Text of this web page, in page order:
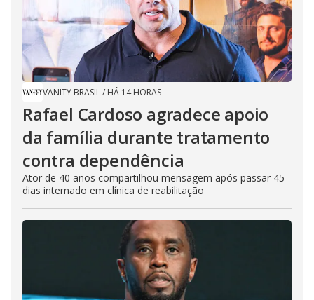
VANITY BRASIL/ HÁ 14 HORAS
Rafael Cardoso agradece apoio
da família durante tratamento
contra dependência
Ator de 40 anos compartilhou mensagem após passar 45
dias internado em clínica de reabilitação